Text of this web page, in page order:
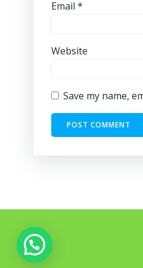
Email *
Website
Save my name,